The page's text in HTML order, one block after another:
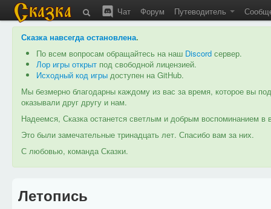
Чат Форум Путеводитель
Сказка навсегда остановлена.
По всем вопросам обращайтесь на наш Discord сервер.
Лор игры открыт под свободной лицензией.
Исходный код игры доступен на GitHub.
Мы безмерно благодарны каждому из вас за время, которое вы
оказывали друг другу и нам.
Надеемся, Сказка останется светлым и добрым воспоминанием
Это были замечательные тринадцать лет. Спасибо вам за них.
С любовью, команда Сказки.
Летопись